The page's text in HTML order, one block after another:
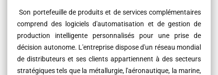
Son portefeuille de produits et de services complémentaires
comprend des logiciels d'automatisation et de gestion de
production intelligente personnalisés pour une prise de
décision autonome. L'entreprise dispose d'un réseau mondial
de distributeurs et ses clients appartiennent à des secteurs
stratégiques tels que la métallurgie, l'aéronautique, la marine,